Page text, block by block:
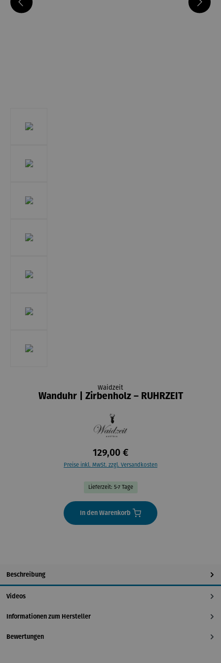
Waidzeit
Wanduhr | Zirbenholz – RUHRZEIT
129,00 €
Preise inkl. MwSt. zzgl. Versandkosten
Lieferzeit: 5-7 Tage
In den Warenkorb
Beschreibung
Videos
Informationen zum Hersteller
Bewertungen